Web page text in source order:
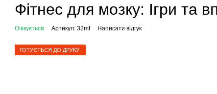
Фітнес для мозку: Ігри та
Очікується Артикул: 32mf Написати відгук
ГОТУЄТЬСЯ ДО ДРУКУ